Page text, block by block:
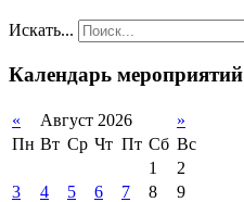
Искать...
Календарь мероприятий
« Август 2026
»
Пн Вт Ср Чт Пт Сб Вс
1
2
3
4 5 6 7 8
9